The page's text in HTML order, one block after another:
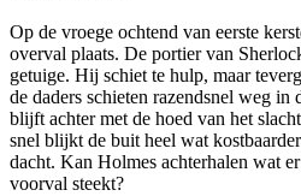
Op de vroege ochtend van eerste
overval plaats. De portier van
getuige. Hij schiet te hulp, maar
de daders schieten razendsnel weg
blijft achter met de hoed van het
snel blijkt de buit heel wat
dacht. Kan Holmes achterhalen wat
voorval steekt?